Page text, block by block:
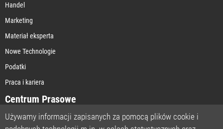
Handel
Marketing
Materiał eksperta
Nowe Technologie
Podatki
Praca i kariera
Centrum Prasowe
Używamy informacji zapisanych za pomocą plików cookie i